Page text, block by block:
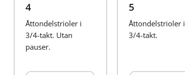
4
Åttondelstrioler i
3/4-takt. Utan
pauser.
5
Åttondelstrioler i
3/4-takt.